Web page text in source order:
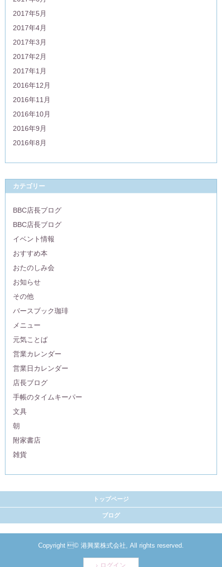
2017年5月
2017年4月
2017年3月
2017年2月
2017年1月
2016年12月
2016年11月
2016年10月
2016年9月
2016年8月
カテゴリー
BBC店長ブログ
BBC店長ブログ
イベント情報
おすすめ本
おたのしみ会
お知らせ
その他
バースブック珈琲
メニュー
元気ことば
営業カレンダー
営業日カレンダー
店長ブログ
手帳のタイムキーパー
文具
朝
附家書店
雑貨
トップページ
ブログ
Copyright © 港興業株式会社, All rights reserved.
ログイン